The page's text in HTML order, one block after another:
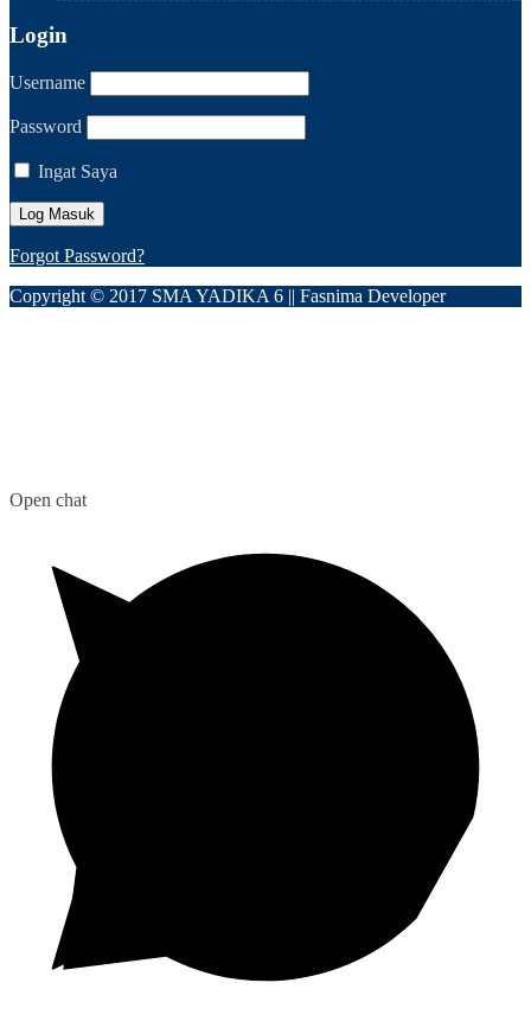
Login
Username
Password
Ingat Saya
Forgot Password?
Copyright © 2017 SMA YADIKA 6 || Fasnima Developer
Open chat